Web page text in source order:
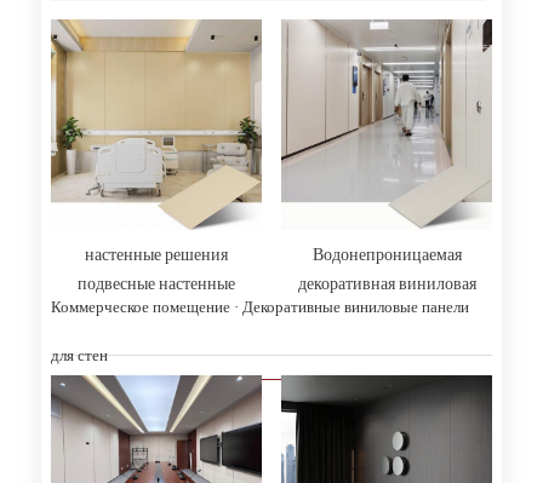
настенные решения
подвесные настенные
панели система
Водонепроницаемая
декоративная виниловая
настенная плитка
Коммерческое помещение · Декоративные виниловые панели
для стен